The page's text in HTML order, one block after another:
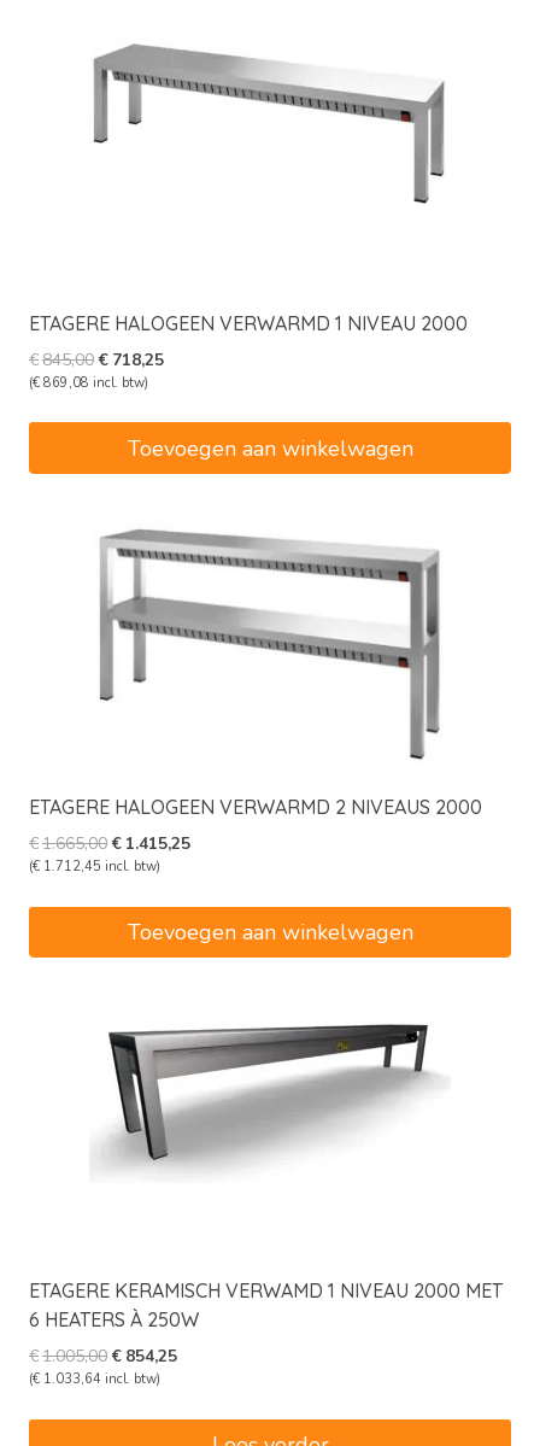
ETAGERE HALOGEEN VERWARMD 1 NIVEAU 2000
€845,00Oorspronkelijke
prijs
€ 718,25Huidige
(€ 869,08 incl. btw)
Toevoegen aan winkelwagen
ETAGERE HALOGEEN VERWARMD 2 NIVEAUS 2000
€1.665,00Oorspronkelijke
prijs
€ 1.415,25Huidige
(€ 1.712,45 incl. btw)
Toevoegen aan winkelwagen
ETAGERE KERAMISCH VERWAMD 1 NIVEAU 2000 MET
6 HEATERS À 250W
€1.005,00Oorspronkelijke
prijs
€ 854,25Huidige
€854,25.
(€ 1.033,64 incl. btw)